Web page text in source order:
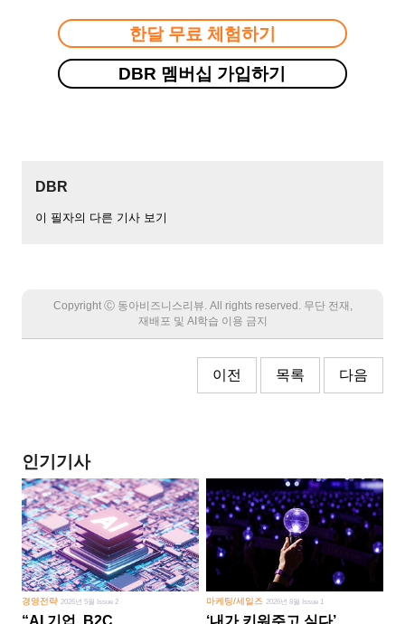
한달 무료 체험하기
DBR 멤버십 가입하기
DBR
이 필자의 다른 기사 보기
Copyright Ⓒ 동아비즈니스리뷰. All rights reserved. 무단 전재,
재배포 및 AI학습 이용 금지
이전 목록 다음
인기기사
경영전략 2026년 5월 Issue 2
“AI 기업, B2C
마케팅/세일즈 2026년 8월 Issue 1
‘내가 키워주고 싶다’